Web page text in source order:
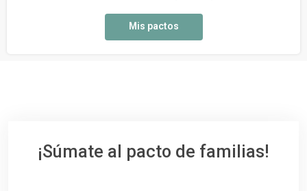
Mis pactos
¡Súmate al pacto de familias!